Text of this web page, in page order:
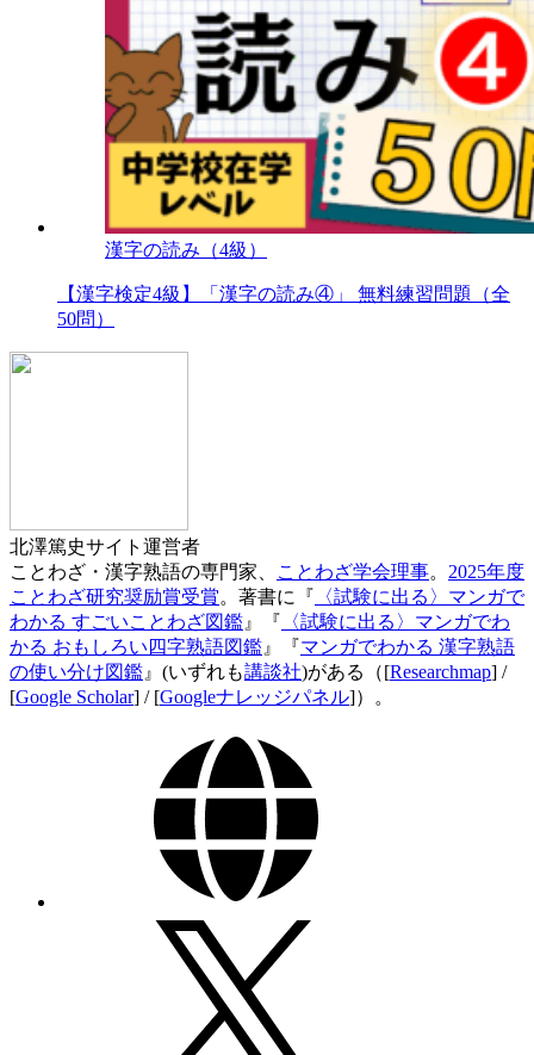
漢字の読み（4級）
【漢字検定4級】「漢字の読み④」 無料練習問題（全
50問）
北澤篤史サイト運営者
ことわざ・漢字熟語の専門家、
ことわざ学会理事。 2025年度
ことわざ研究奨励賞受賞。著書に『 〈試験に出る〉マンガで
わかる すごいことわざ図鑑 』『 〈試験に出る〉マンガでわ
かる おもしろい四字熟語図鑑 』『マンガでわかる 漢字熟語
の使い分け図鑑 』(いずれも講談社)がある（[Researchmap] /
[Google Scholar] / [Googleナレッジパネル]）。